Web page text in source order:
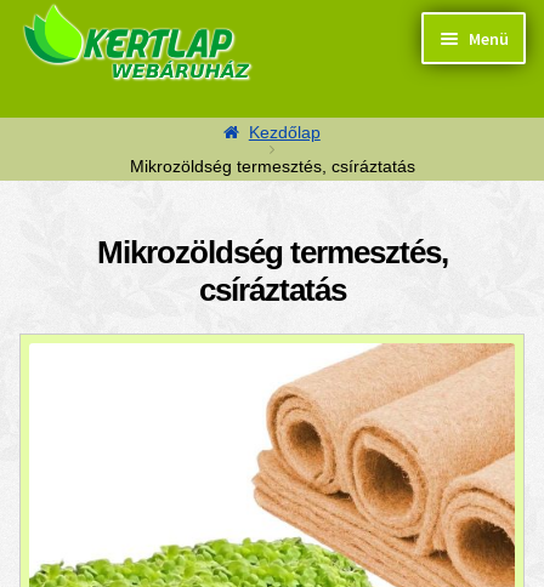
Ugrás a navigációhoz
Kilépés a tartalomba
Menü
Kezdőlap
Mikrozöldség termesztés, csíráztatás
Mikrozöldség termesztés,
csíráztatás